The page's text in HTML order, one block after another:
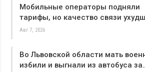
Мобильные операторы подняли
тарифы, но качество связи
Авг 7, 2026
Во Львовской области мать
избили и выгнали из автобуса